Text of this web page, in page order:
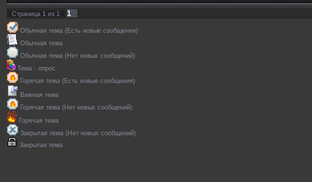
Страница 1 из 1 1
Обычная тема (Есть новые сообщения)
Обычная тема
Обычная тема (Нет новых сообщений)
Тема - опрос
Горячая тема (Есть новые сообщения)
Важная тема
Горячая тема (Нет новых сообщений)
Горячая тема
Закрытая тема (Нет новых сообщений)
Закрытая тема